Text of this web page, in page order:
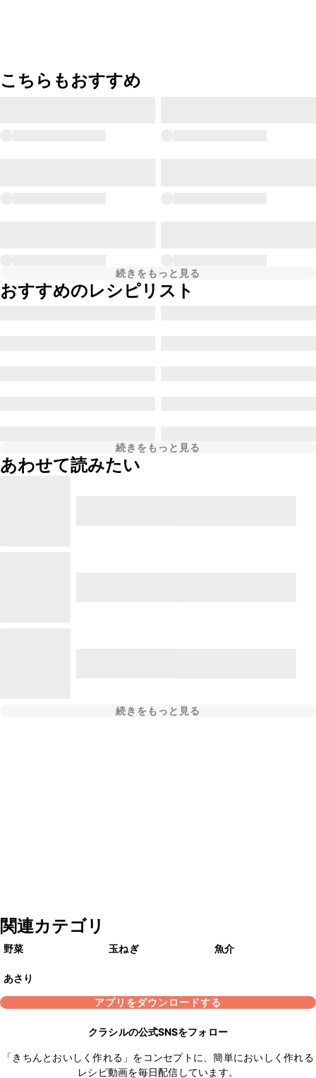
こちらもおすすめ
続きをもっと見る
おすすめのレシピリスト
続きをもっと見る
あわせて読みたい
続きをもっと見る
関連カテゴリ
野菜 玉ねぎ 魚介
あさり
アプリをダウンロードする
クラシルの公式SNSをフォロー
「きちんとおいしく作れる」をコンセプトに、簡単においしく作れる
レシピ動画を毎日配信しています。